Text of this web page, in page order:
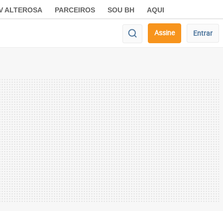
ALTEROSA PARCEIROS SOU BH AQUI
Assine Entrar